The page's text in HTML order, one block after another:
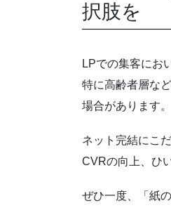
択肢を
LPでの集客にお
特に高齢者層な
場合があります。
ネット完結にこだ
CVRの向上、ひ
ぜひ一度、「紙